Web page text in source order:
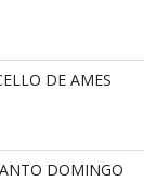
DE AMES
DOMINGO